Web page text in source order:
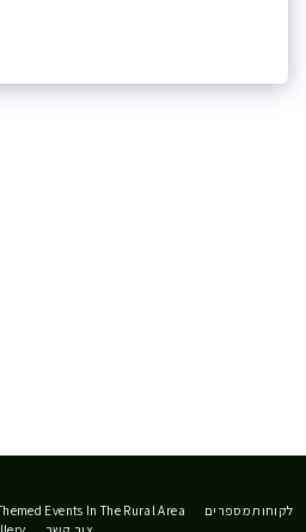
Events In The Rural Area
לקוחות מספרים